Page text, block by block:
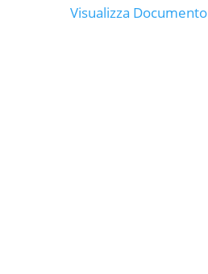
Visualizza Documento